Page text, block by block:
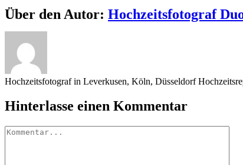
Sharing_facebook
Sharing_twitter
Sharing_reddit
Über den Autor: Hochzeitsfotograf
Hochzeitsfotograf in Leverkusen, Köln, Düsseldorf
Hinterlasse einen Kommentar
Kommentar